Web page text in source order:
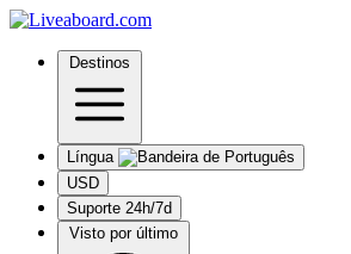
Destinos
Língua
USD
Suporte 24h/7d
Visto por último